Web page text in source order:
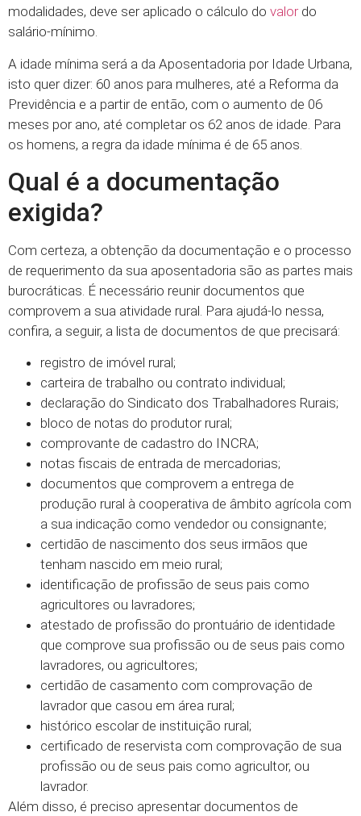
modalidades, deve ser aplicado o cálculo do valordo
salário-mínimo.
A idade mínima será a da Aposentadoria por Idade Urbana,
isto quer dizer: 60 anos para mulheres, até a Reforma da
Previdência e a partir de então, com o aumento de 06
meses por ano, até completar os 62 anos de idade. Para
os homens, a regra da idade mínima é de 65 anos.
Qual é a documentação
exigida?
Com certeza, a obtenção da documentação e o processo
de requerimento da sua aposentadoria são as partes mais
burocráticas. É necessário reunir documentos que
comprovem a sua atividade rural. Para ajudá-lo nessa,
confira, a seguir, a lista de documentos de que precisará:
registro de imóvel rural;
carteira de trabalho ou contrato individual;
declaração do Sindicato dos Trabalhadores Rurais;
bloco de notas do produtor rural;
comprovante de cadastro do INCRA;
notas fiscais de entrada de mercadorias;
documentos que comprovem a entrega de
produção rural à cooperativa de âmbito agrícola com
a sua indicação como vendedor ou consignante;
certidão de nascimento dos seus irmãos que
tenham nascido em meio rural;
identificação de profissão de seus pais como
agricultores ou lavradores;
atestado de profissão do prontuário de identidade
que comprove sua profissão ou de seus pais como
lavradores, ou agricultores;
certidão de casamento com comprovação de
lavrador que casou em área rural;
histórico escolar de instituição rural;
certificado de reservista com comprovação de sua
profissão ou de seus pais como agricultor, ou
lavrador.
Além disso, é preciso apresentar documentos de